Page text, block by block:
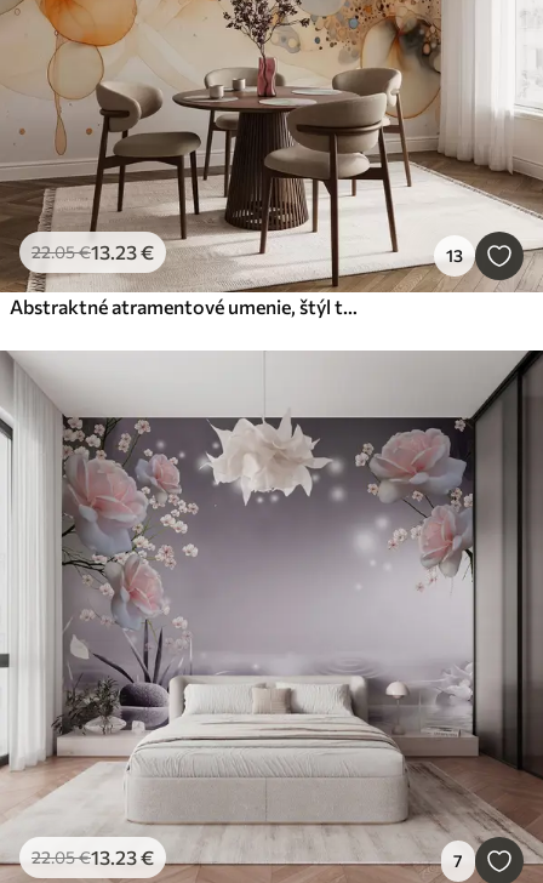
22.05€13.23€ 13
Abstraktné atramentové umenie, štýl tekutín, béžová paleta farieb
22.05€13.23€ 7